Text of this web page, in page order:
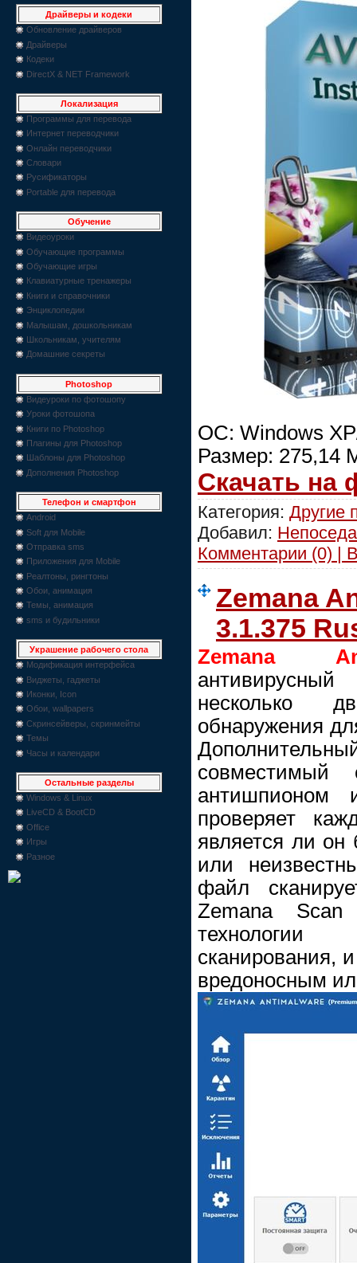
Драйверы и кодеки
Обновление драйверов
Драйверы
Кодеки
DirectX & NET Framework
Локализация
Программы для перевода
Интернет переводчики
Онлайн переводчики
Словари
Русификаторы
Portable для перевода
Обучение
Видеоуроки
Обучающие программы
Обучающие игры
Клавиатурные тренажеры
Книги и справочники
Энциклопедии
Малышам, дошкольникам
Школьникам, учителям
Домашние секреты
Photoshop
Видеуроки по фотошопу
Уроки фотошопа
Книги по Photoshop
Плагины для Photoshop
Шаблоны для Photoshop
Дополнения Photoshop
Телефон и смартфон
Android
Soft для Mobile
Отправка sms
Приложения для Mobile
Реалтоны, рингтоны
Обои, анимация
Темы, анимация
sms и будильники
Украшение рабочего стола
Модификация интерфейса
Виджеты, гаджеты
Иконки, Icon
Обои, wallpapers
Скринсейверы, скринмейты
Темы
Часы и календари
Остальные разделы
Windows & Linux
LiveCD & BootCD
Office
Игры
Разное
ОС: Windows
Размер: 275,14
Скачать на
Категория: Другие
Добавил: Непоседа
Комментарии (0) |
Zemana
3.1.375
Zemana
несколько
обнаружения
антишпионом
проверяет
является ли
или
файл
Zemana Scan
сканирования,
вредоносным